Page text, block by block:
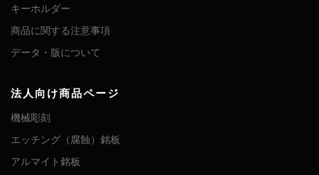
キーホルダー
商品に関する注意事項
データ・版について
法人向け商品ページ
機械彫刻
エッチング（腐蝕）銘板
アルマイト銘板